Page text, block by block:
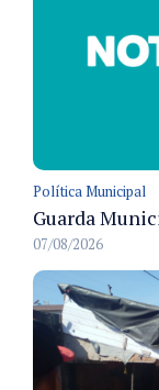
Política Municipal
07/08/2026